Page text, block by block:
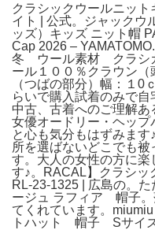
クラシックウールニッ
イト | 公式。ジャックウ
ッズ）キッズ ニット帽
Cap 2026 –
冬 ウール素材 クラシ
ール１００％クラウン
（つばの部分）幅：１0
らいで購入試着のみで
中古、古着へのご理解
女優オードリー・ヘッ
と心も気分もはずみま
所を選ばないどこでも
す。大人の女性の方に
す♪。RACAL】クラシッ
RL-23-1325 | 広島の。
ージュ ラフィア 帽子。
てくれています。
トハット 帽子 Sサイ